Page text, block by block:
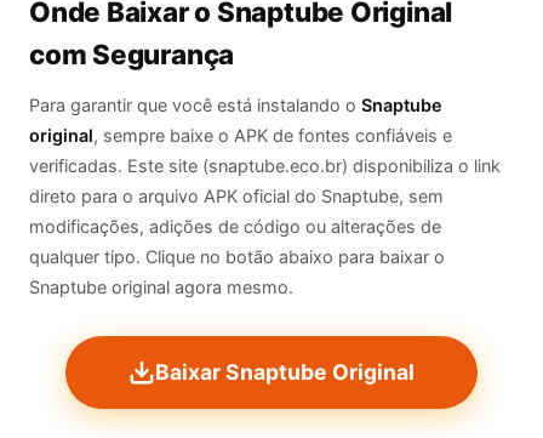
Onde Baixar o Snaptube Original
com Segurança
Para garantir que você está instalando o Snaptube
original, sempre baixe o APK de fontes confiáveis e
verificadas. Este site (snaptube.eco.br) disponibiliza o link
direto para o arquivo APK oficial do Snaptube, sem
modificações, adições de código ou alterações de
qualquer tipo. Clique no botão abaixo para baixar o
Snaptube original agora mesmo.
Baixar Snaptube Original